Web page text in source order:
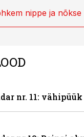
nippe ja nõkse
nr. 11: vähipüük